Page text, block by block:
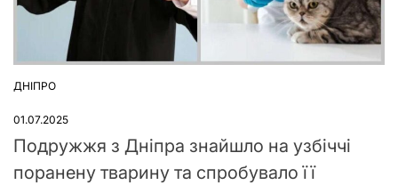
ОПУБЛІКУВАТИ
ДНІПРО
01.07.2025
Подружжя з Дніпра знайшло на узбіччі
поранену тварину та спробувало її